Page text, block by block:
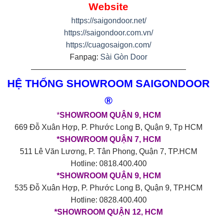
Website
https://saigondoor.net/
https://saigondoor.com.vn/
https://cuagosaigon.com/
Fanpag: Sài Gòn Door
————————————————————
HỆ THỐNG SHOWROOM SAIGONDOOR
®
*SHOWROOM QUẬN 9, HCM
669 Đỗ Xuân Hợp, P. Phước Long B, Quận 9, Tp HCM
*SHOWROOM QUẬN 7, HCM
511 Lê Văn Lương, P. Tân Phong, Quận 7, TP.HCM
Hotline: 0818.400.400
*SHOWROOM QUẬN 9, HCM
535 Đỗ Xuân Hợp, P. Phước Long B, Quận 9, TP.HCM
Hotline: 0828.400.400
*SHOWROOM QUẬN 12, HCM